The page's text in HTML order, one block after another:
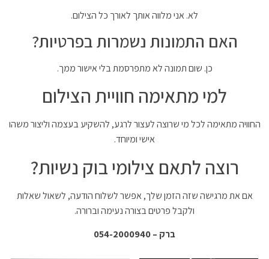
לא. אני מלווה אותך לאורך כל הצילום.
האם התמונות נשמרות בפרטיות?
כן. שום תמונה לא מתפרסמת בלי אישור ממך.
למי מתאימה חוויית הצילום
החוויה מתאימה לכל מי שרוצה לעצור לרגע, להשקיע בעצמה וליצור משהו
אישי ומיוחד.
רוצה לתאם צילומי בוק נשיות?
אם את מרגישה שזה הזמן שלך, אפשר לשלוח הודעה, לשאול שאלות
ולקבל פרטים בצורה נעימה וברורה.
ברק – 054-2000940